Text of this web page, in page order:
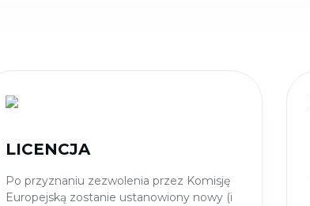
LICENCJA
Po przyznaniu zezwolenia przez Komisję
Europejską zostanie ustanowiony nowy (i